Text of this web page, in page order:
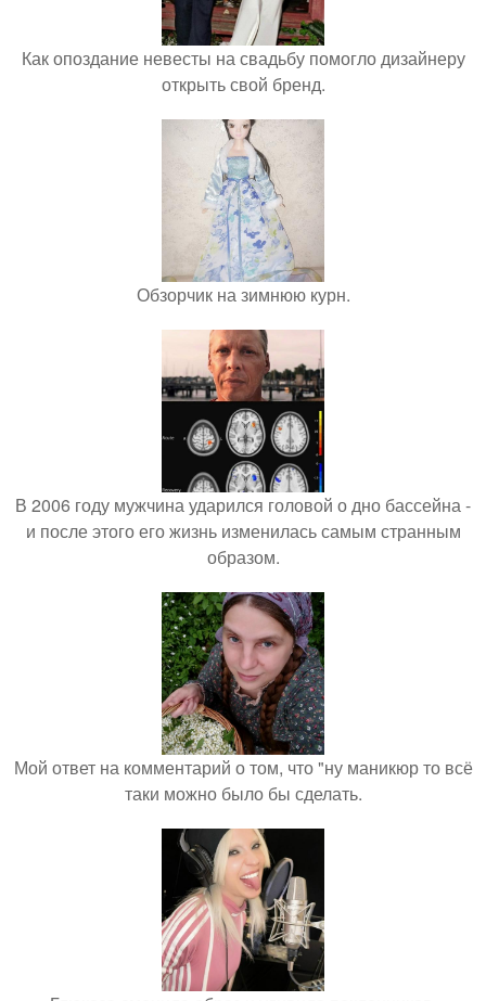
Как опоздание невесты на свадьбу помогло дизайнеру
открыть свой бренд.
Обзорчик на зимнюю курн.
В 2006 году мужчина ударился головой о дно бассейна -
и после этого его жизнь изменилась самым странным
образом.
Мой ответ на комментарий о том, что "ну маникюр то всё
таки можно было бы сделать.